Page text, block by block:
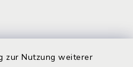
zur Nutzung weiterer